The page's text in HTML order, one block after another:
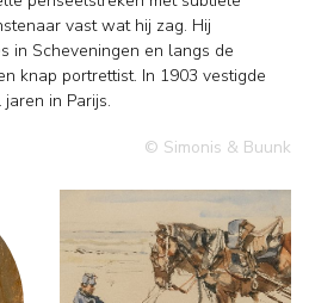
vast wat hij zag. Hij
in Scheveningen en langs de
knap portrettist. In 1903 vestigde
in Parijs.
© Simonis & Buunk